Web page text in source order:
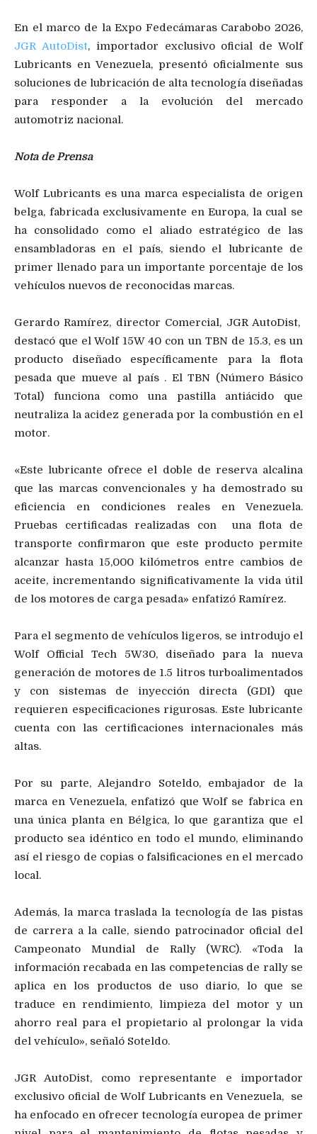
En el marco de la Expo Fedecámaras Carabobo 2026,
JGR AutoDist, importador exclusivo oficial de Wolf
Lubricants en Venezuela, presentó oficialmente sus
soluciones de lubricación de alta tecnología diseñadas
para responder a la evolución del mercado
automotriz nacional.
Nota de Prensa
Wolf Lubricants es una marca especialista de origen
belga, fabricada exclusivamente en Europa, la cual se
ha consolidado como el aliado estratégico de las
ensambladoras en el país, siendo el lubricante de
primer llenado para un importante porcentaje de los
vehículos nuevos de reconocidas marcas.
Gerardo Ramírez, director Comercial, JGR AutoDist,
destacó que el Wolf 15W 40 con un TBN de 15.3, es un
producto diseñado específicamente para la flota
pesada que mueve al país . El TBN (Número Básico
Total) funciona como una pastilla antiácido que
neutraliza la acidez generada por la combustión en el
motor.
«Este lubricante ofrece el doble de reserva alcalina
que las marcas convencionales y ha demostrado su
eficiencia en condiciones reales en Venezuela.
Pruebas certificadas realizadas con una flota de
transporte confirmaron que este producto permite
alcanzar hasta 15,000 kilómetros entre cambios de
aceite, incrementando significativamente la vida útil
de los motores de carga pesada» enfatizó Ramírez.
Para el segmento de vehículos ligeros, se introdujo el
Wolf Official Tech 5W30, diseñado para la nueva
generación de motores de 1.5 litros turboalimentados
y con sistemas de inyección directa (GDI) que
requieren especificaciones rigurosas. Este lubricante
cuenta con las certificaciones internacionales más
altas.
Por su parte, Alejandro Soteldo, embajador de la
marca en Venezuela, enfatizó que Wolf se fabrica en
una única planta en Bélgica, lo que garantiza que el
producto sea idéntico en todo el mundo, eliminando
así el riesgo de copias o falsificaciones en el mercado
local.
Además, la marca traslada la tecnología de las pistas
de carrera a la calle, siendo patrocinador oficial del
Campeonato Mundial de Rally (WRC). «Toda la
información recabada en las competencias de rally se
aplica en los productos de uso diario, lo que se
traduce en rendimiento, limpieza del motor y un
ahorro real para el propietario al prolongar la vida
del vehículo», señaló Soteldo.
JGR AutoDist, como representante e importador
exclusivo oficial de Wolf Lubricants en Venezuela, se
ha enfocado en ofrecer tecnología europea de primer